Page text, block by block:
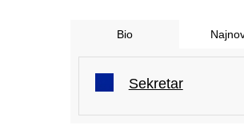
Bio
Sekretar